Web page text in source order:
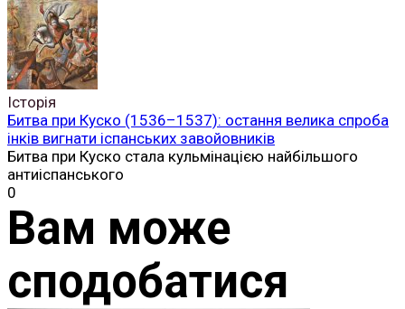
Історія
Битва при Куско (1536–1537): остання велика спроба
інків вигнати іспанських завойовників
Битва при Куско стала кульмінацією найбільшого
антиіспанського
0
Вам може
сподобатися